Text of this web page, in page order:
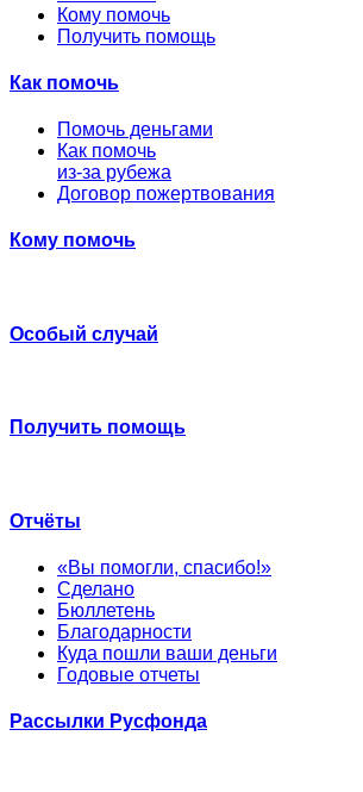
Кому помочь
Получить помощь
Как помочь
Помочь деньгами
Как помочь
из-за рубежа
Договор пожертвования
Кому помочь
Особый случай
Получить помощь
Отчёты
«Вы помогли, спасибо!»
Сделано
Бюллетень
Благодарности
Куда пошли ваши деньги
Годовые отчеты
Рассылки Русфонда